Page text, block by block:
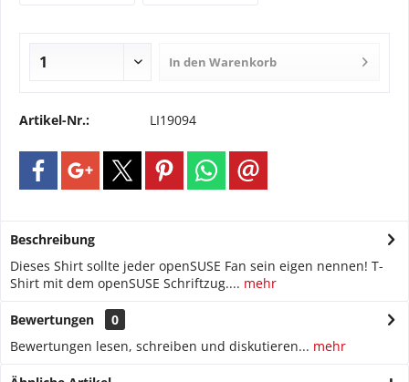
In den Warenkorb
Artikel-Nr.: LI19094
Beschreibung
Dieses Shirt sollte jeder openSUSE Fan sein eigen nennen! T-
Shirt mit dem openSUSE Schriftzug.... mehr
Bewertungen
0
Bewertungen lesen, schreiben und diskutieren... mehr